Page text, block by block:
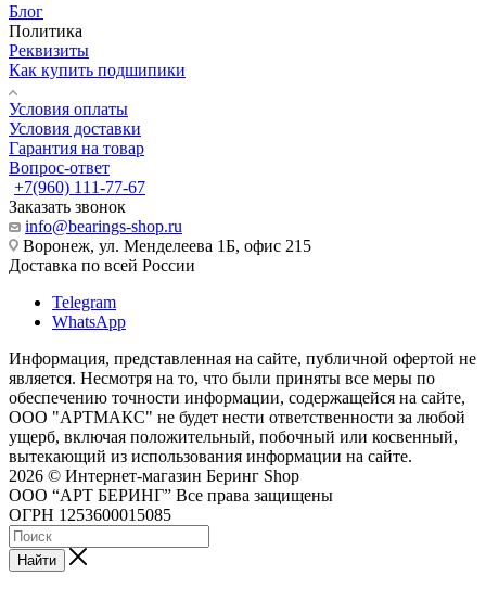
Блог
Политика
Реквизиты
Как купить подшипики
Условия оплаты
Условия доставки
Гарантия на товар
Вопрос-ответ
+7(960) 111-77-67
Заказать звонок
info@bearings-shop.ru
Воронеж, ул. Менделеева 1Б, офис 215
Доставка по всей России
Telegram
WhatsApp
Информация, представленная на сайте, публичной офертой не
является. Несмотря на то, что были приняты все меры по
обеспечению точности информации, содержащейся на сайте,
ООО "АРТМАКС" не будет нести ответственности за любой
ущерб, включая положительный, побочный или косвенный,
вытекающий из использования информации на сайте.
2026 © Интернет-магазин Беринг Shop
ООО “АРТ БЕРИНГ” Все права защищены
ОГРН 1253600015085
Найти